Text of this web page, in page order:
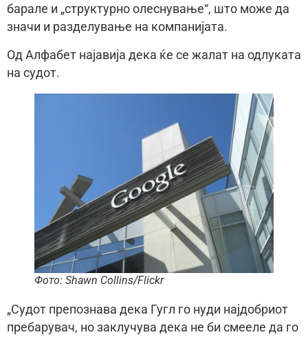
барале и „структурно олеснување“, што може да
значи и разделување на компанијата.
Од Алфабет најавија дека ќе се жалат на одлуката
на судот.
Фото: Shawn Collins/Flickr
„Судот препознава дека Гугл го нуди најдобриот
пребарувач, но заклучува дека не би смееле да го